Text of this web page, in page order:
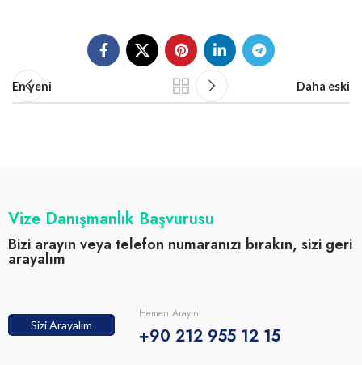
En yeni Daha eski
Vize Danışmanlık Başvurusu
Bizi arayın veya telefon numaranızı bırakın, sizi geri
arayalım
Sizi Arayalım
Hemen Arayın!
+90 212 955 12 15